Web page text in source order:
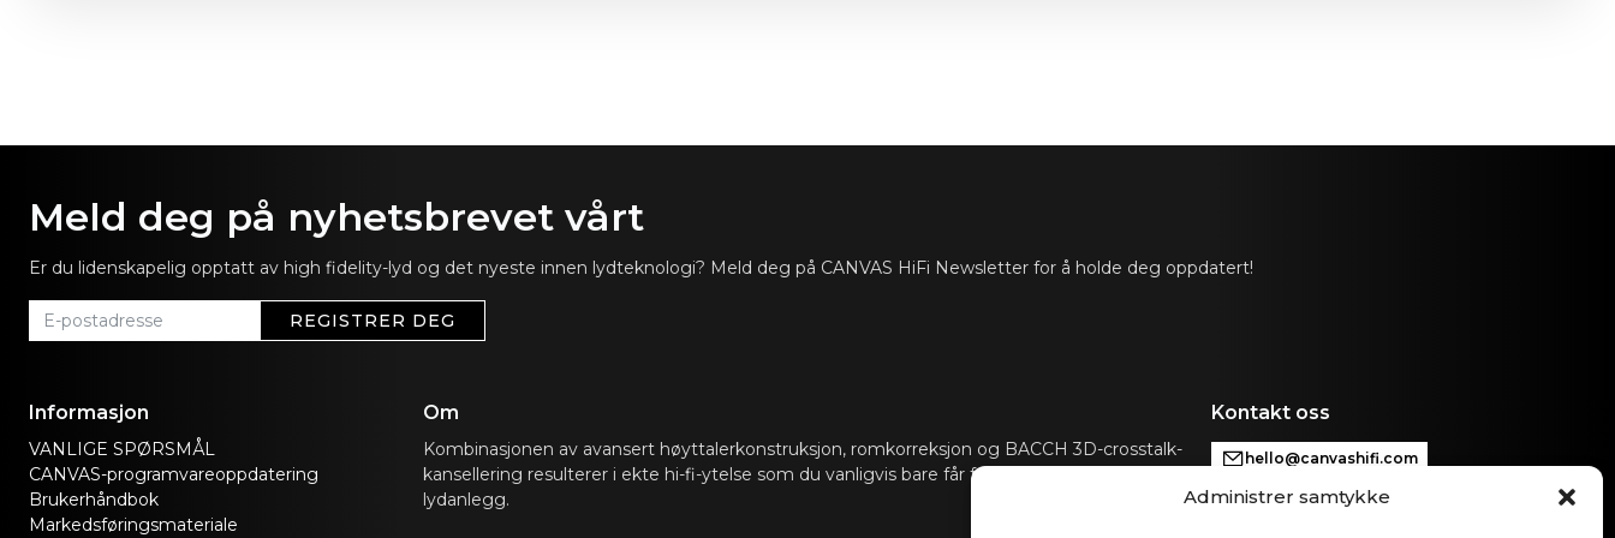
Administrer samtykke
Meld deg på nyhetsbrevet vårt
Er du lidenskapelig opptatt av high fidelity-lyd og det nyeste innen lydteknologi? Meld deg på CANVAS HiFi Newsletter for å holde deg oppdatert!
REGISTRER DEG
Informasjon
VANLIGE SPØRSMÅL
CANVAS-programvareoppdatering
Brukerhåndbok
Markedsføringsmateriale
Om
Kombinasjonen av avansert høyttalerkonstruksjon, romkorreksjon og BACCH 3D-crosstalk-
kansellering resulterer i ekte hi-fi-ytelse som du vanligvis bare får fra dedikerte hi-fi-
lydanlegg.
Kontakt oss
hello@canvashifi.com
Ring +45 29 75 00 45